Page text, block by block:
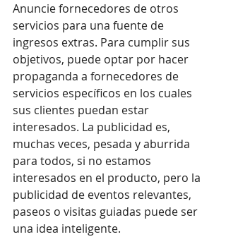
Anuncie fornecedores de otros
servicios para una fuente de
ingresos extras. Para cumplir sus
objetivos, puede optar por hacer
propaganda a fornecedores de
servicios específicos en los cuales
sus clientes puedan estar
interesados. La publicidad es,
muchas veces, pesada y aburrida
para todos, si no estamos
interesados ​​en el producto, pero la
publicidad de eventos relevantes,
paseos o visitas guiadas puede ser
una idea inteligente.